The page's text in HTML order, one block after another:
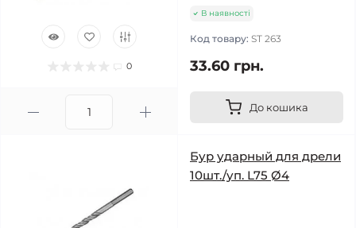
0
В наявності
Код товару: ST 263
33.60 грн.
До кошика
Бур ударный для дрели
10шт./уп. L75 Ø4